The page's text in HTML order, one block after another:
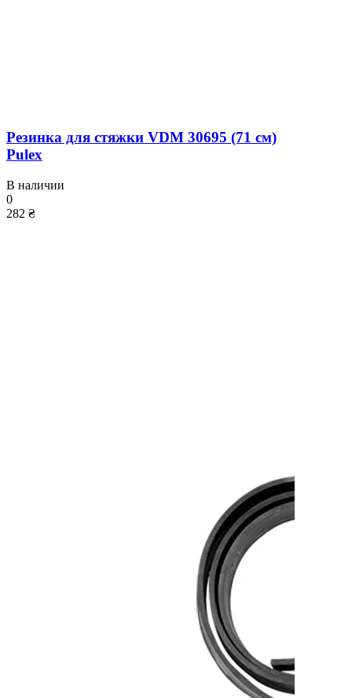
Резинка для стяжки VDM 30695 (71 см)
Pulex
В наличии
0
282 ₴